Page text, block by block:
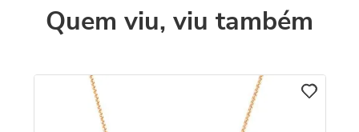
Quem viu, viu também